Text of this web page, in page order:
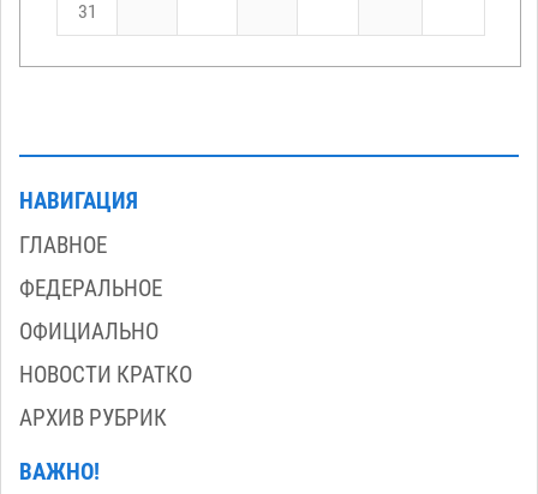
31
НАВИГАЦИЯ
ГЛАВНОЕ
ФЕДЕРАЛЬНОЕ
ОФИЦИАЛЬНО
НОВОСТИ КРАТКО
АРХИВ РУБРИК
ВАЖНО!